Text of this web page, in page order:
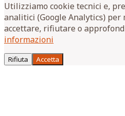
Utilizziamo cookie tecnici e,
analitici (Google Analytics)
accettare, rifiutare o
informazioni
Rifiuta Accetta